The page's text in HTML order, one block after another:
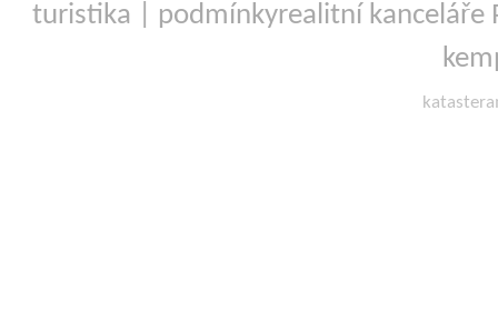
turistika
podmínkyrealitní kanceláře